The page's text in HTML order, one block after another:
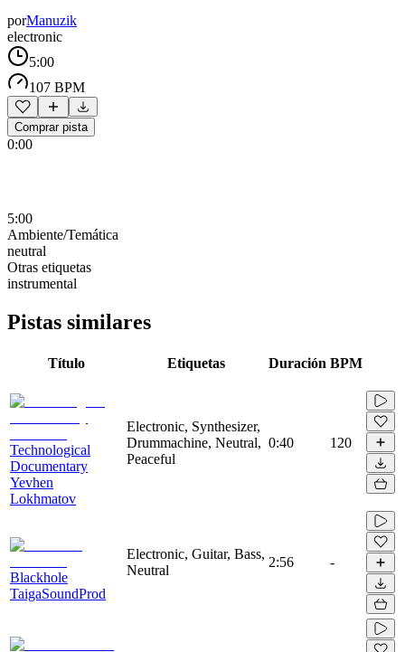
porManuzik
electronic
5:00
107 BPM
Comprar pista
0:00
5:00
Ambiente/Temática
neutral
Otras etiquetas
instrumental
Pistas similares
Título Etiquetas Duración BPM
Technological
Documentary
Yevhen
Lokhmatov
Electronic, Synthesizer,
Drummachine, Neutral,
Peaceful
0:40 120
Blackhole
TaigaSoundProd
Electronic, Guitar, Bass,
Neutral
2:56 -